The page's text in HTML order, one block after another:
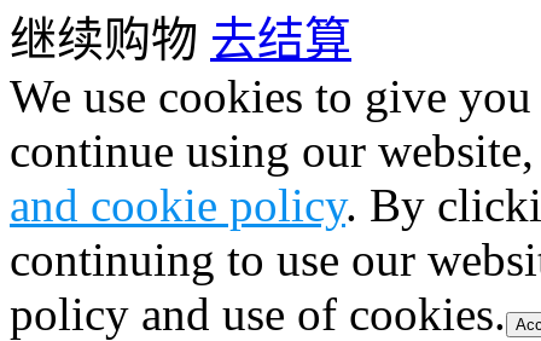
继续购物 去结算
We use cookies to give
continue using our
and cookie policy. By
continuing to use our
policy and use of cookies.